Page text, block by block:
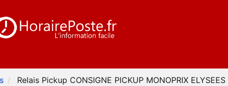
Relais Pickup CONSIGNE PICKUP MONOPRIX ELYSEES